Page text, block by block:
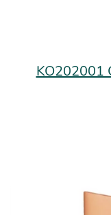
KO202001